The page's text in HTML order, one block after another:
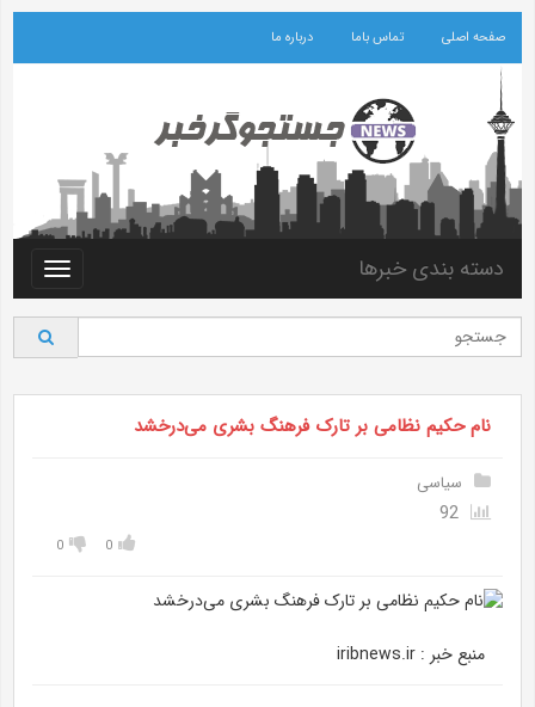
صفحه اصلی تماس باما درباره ما
Toggle
دسته بندی خبرها
نام حکیم نظامی بر تارک فرهنگ بشری می‌درخشد
سیاسی
0
0
منبع خبر : iribnews.ir